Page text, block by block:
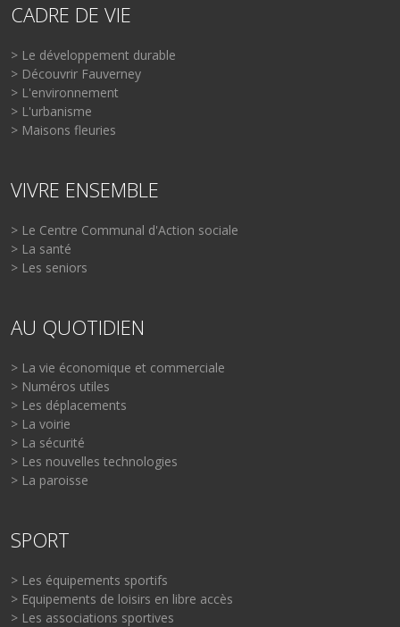
CADRE DE VIE
> Le développement durable
> Découvrir Fauverney
> L'environnement
> L'urbanisme
> Maisons fleuries
VIVRE ENSEMBLE
> Le Centre Communal d'Action sociale
> La santé
> Les seniors
AU QUOTIDIEN
> La vie économique et commerciale
> Numéros utiles
> Les déplacements
> La voirie
> La sécurité
> Les nouvelles technologies
> La paroisse
SPORT
> Les équipements sportifs
> Equipements de loisirs en libre accès
> Les associations sportives